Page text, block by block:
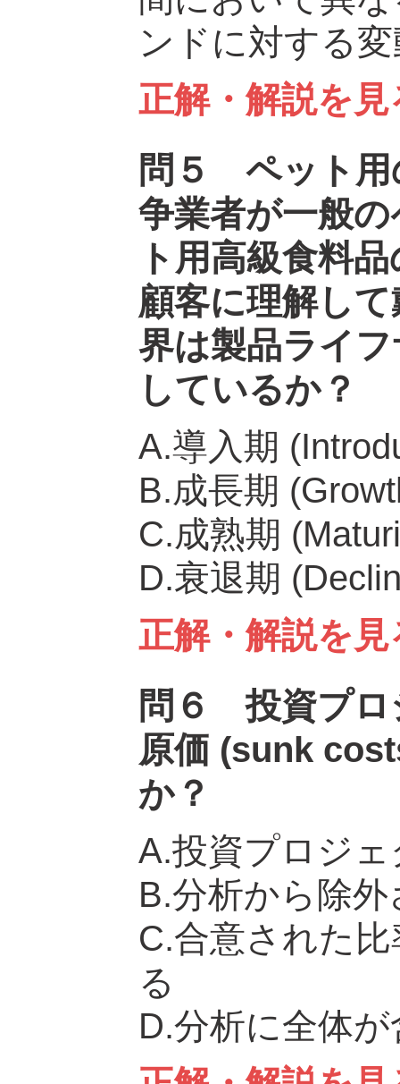
ンドに対する
正解・解説を
問５ ペット用
争業者が一般
ト用高級食料
顧客に理解し
界は製品ライ
しているか？
A.導入期
B.成長期
C.成熟期
D.衰退期
正解・解説を
問６ 投資プロ
原価 (sunk
か？
A.投資プロジ
B.分析から除
C.合意された
る
D.分析に全体